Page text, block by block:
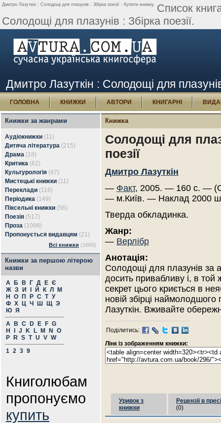
Дмитро Лазуткін : Солодощі для плазунів : Збірка поезії : Купити книжку. Список
Солодощі для плазунів : Збірка поезії.
Дмитро Лазуткін : Солодощі для
ГОЛОВНА КНИЖКИ АВТОРИ КНИГАРНІ
Книжки за жанрами
Аудіокнижки (11)
Дитяча література (215)
Драма (18)
Критика (62)
Культурологія (47)
Мистецькі книжки (11)
Переклади (116)
Періодика (149)
Піксельні книжки (56)
Поезія (517)
Проза (1098)
Пропонується видавцям (21)
Всі книжки (1660)
Книжки за першою літерою
назви
А Б В Г Д Е Є
Ж З И Й К Л
М
Н
О П Р С Т У
Ф Х Ц Ч Ш Щ Э
Ю Я
A
B C D E F G
H
J K L M N
O
P
R S T U V W
1 2 3 9
Книголюбам
пропонуємо
купить
Книжка
Солодощі для
поезії
Дмитро Лазуткін
— Факт, 2005. — 160 с. —
— м.Київ. — Наклад 2000
Тверда обкладинка.
Жанр:
— Верлібр
Анотація:
Солодощі для плазунів за
досить привабливу і, в
секрет цього криється в
новій збірці
Лазуткін. Вживайте
Поділитись:
Лінк із зображенням книжки:
Уривок з
книжки
Рецензії в пресі
(0)